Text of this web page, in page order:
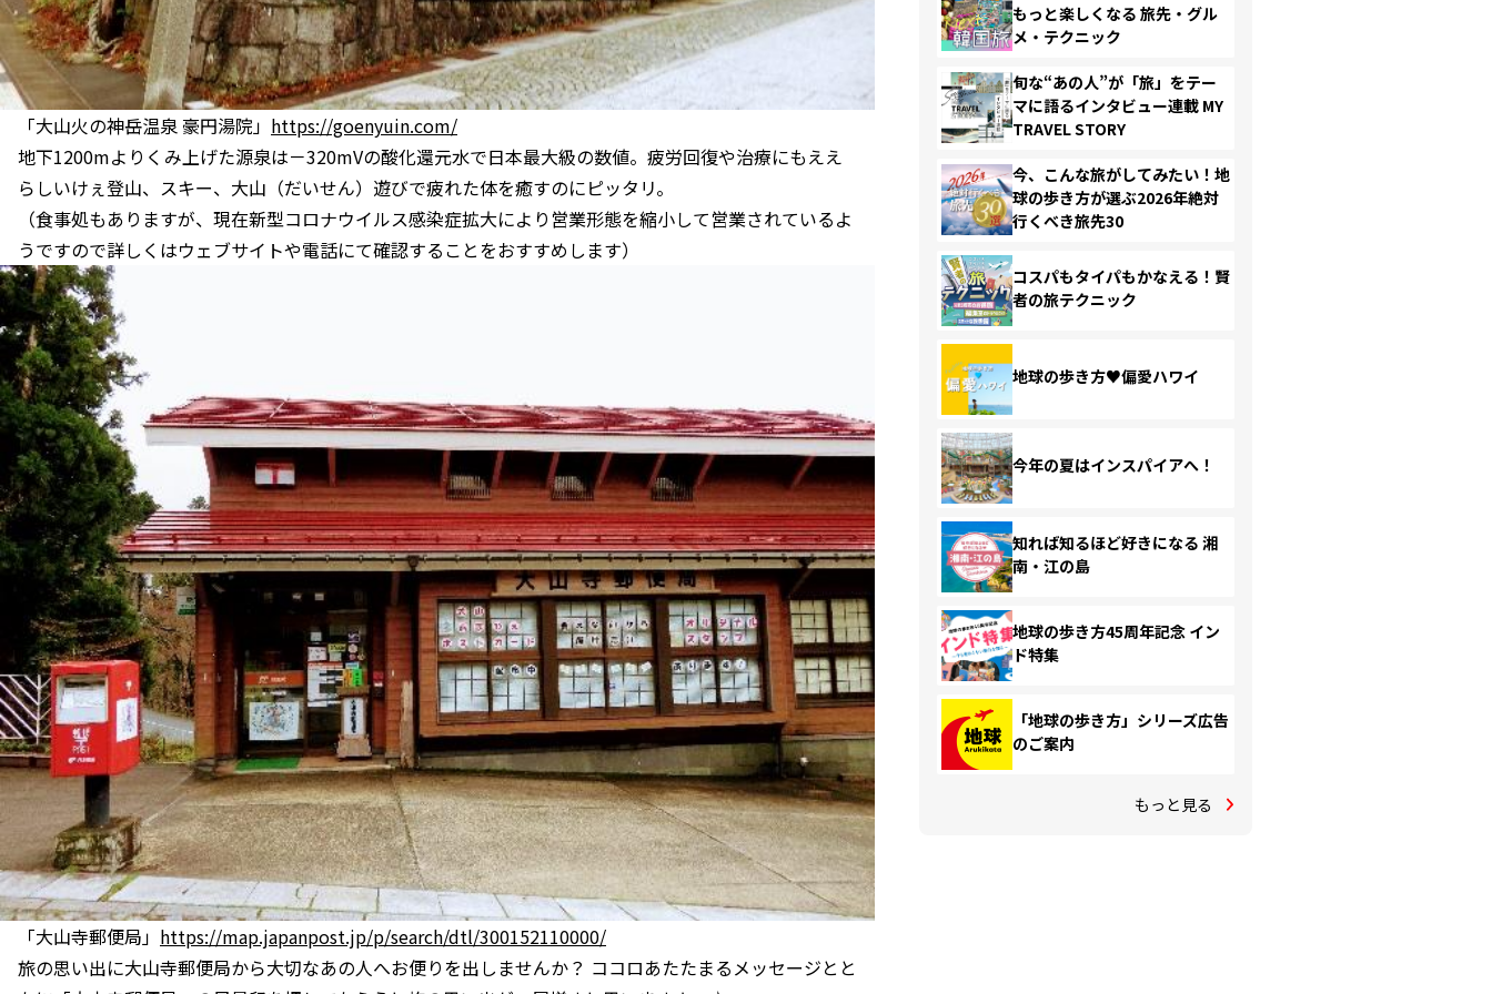
「大山火の神岳温泉 豪円湯院」 https://goenyuin.com/
地下1200mよりくみ上げた源泉は－320mVの酸化還元水で日本最大級の数値。疲労回復や治療にもええ
らしいけぇ登山、スキー、大山（だいせん）遊びで疲れた体を癒すのにピッタリ。
（食事処もありますが、現在新型コロナウイルス感染症拡大により営業形態を縮小して営業されているよ
うですので詳しくはウェブサイトや電話にて確認することをおすすめします）
「大山寺郵便局」 https://map.japanpost.jp/p/search/dtl/300152110000/
旅の思い出に大山寺郵便局から大切なあの人へお便りを出しませんか？ ココロあたたまるメッセージとと
もっと楽しくなる 旅先・グル
メ・テクニック
旬な“あの人”が「旅」をテー
マに語るインタビュー連載 MY
TRAVEL STORY
今、こんな旅がしてみたい！地
球の歩き方が選ぶ2026年絶対
行くべき旅先30
コスパもタイパもかなえる！賢
者の旅テクニック
地球の歩き方♥偏愛ハワイ
今年の夏はインスパイアへ！
知れば知るほど好きになる 湘
南・江の島
地球の歩き方45周年記念 イン
ド特集
「地球の歩き方」シリーズ広告
のご案内
もっと見る